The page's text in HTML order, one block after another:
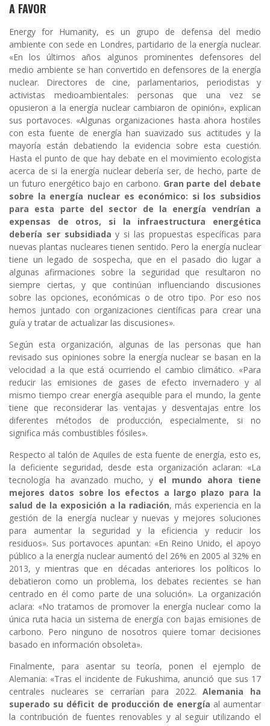
A FAVOR
Energy for Humanity, es un grupo de defensa del medio
ambiente con sede en Londres, partidario de la energía nuclear.
«En los últimos años algunos prominentes defensores del
medio ambiente se han convertido en defensores de la energía
nuclear. Directores de cine, parlamentarios, periodistas y
activistas medioambientales: personas que una vez se
opusieron a la energía nuclear cambiaron de opinión», explican
sus portavoces. «Algunas organizaciones hasta ahora hostiles
con esta fuente de energía han suavizado sus actitudes y la
mayoría están debatiendo la evidencia sobre esta cuestión.
Hasta el punto de que hay debate en el movimiento ecologista
acerca de si la energía nuclear debería ser, de hecho, parte de
un futuro energético bajo en carbono. Gran parte del debate
sobre la energía nuclear es económico: si los subsidios
para esta parte del sector de la energía vendrían a
expensas de otros, si la infraestructura energética
debería ser subsidiada y si las propuestas específicas para
nuevas plantas nucleares tienen sentido. Pero la energía nuclear
tiene un legado de sospecha, que en el pasado dio lugar a
algunas afirmaciones sobre la seguridad que resultaron no
siempre ciertas, y que continúan influenciando discusiones
sobre las opciones, económicas o de otro tipo. Por eso nos
hemos juntado con organizaciones científicas para crear una
guía y tratar de actualizar las discusiones».
Según esta organización, algunas de las personas que han
revisado sus opiniones sobre la energía nuclear se basan en la
velocidad a la que está ocurriendo el cambio climático. «Para
reducir las emisiones de gases de efecto invernadero y al
mismo tiempo crear energía asequible para el mundo, la gente
tiene que reconsiderar las ventajas y desventajas entre los
diferentes métodos de producción, especialmente, si no
significa más combustibles fósiles».
Respecto al talón de Aquiles de esta fuente de energía, esto es,
la deficiente seguridad, desde esta organización aclaran: «La
tecnología ha avanzado mucho, y el mundo ahora tiene
mejores datos sobre los efectos a largo plazo para la
salud de la exposición a la radiación, más experiencia en la
gestión de la energía nuclear y nuevas y mejores soluciones
para aumentar la seguridad y la eficiencia y reducir los
residuos». Sus portavoces apuntan: «En Reino Unido, el apoyo
público a la energía nuclear aumentó del 26% en 2005 al 32% en
2013, y mientras que en décadas anteriores los políticos lo
debatieron como un problema, los debates recientes se han
centrado en él como parte de una solución». La organización
aclara: «No tratamos de promover la energía nuclear como la
única ruta hacia un sistema de energía con bajas emisiones de
carbono. Pero ninguno de nosotros quiere tomar decisiones
basado en información obsoleta».
Finalmente, para asentar su teoría, ponen el ejemplo de
Alemania: «Tras el incidente de Fukushima, anunció que sus 17
centrales nucleares se cerrarían para 2022.Alemania ha
superado su déficit de producción de energía al aumentar
la contribución de fuentes renovables y al seguir utilizando el